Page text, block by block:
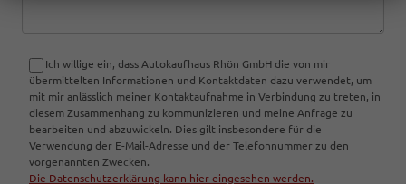
Ich willige ein, dass Autokaufhaus Rhön GmbH die von mir
übermittelten Informationen und Kontaktdaten dazu verwendet, um
mit mir anlässlich meiner Kontaktaufnahme in Verbindung zu treten, in
diesem Zusammenhang zu kommunizieren und meine Anfrage zu
bearbeiten und abzuwickeln. Dies gilt insbesondere für die
Verwendung der E-Mail-Adresse und der Telefonnummer zu den
vorgenannten Zwecken.
Die Datenschutzerklärung kann hier eingesehen werden.